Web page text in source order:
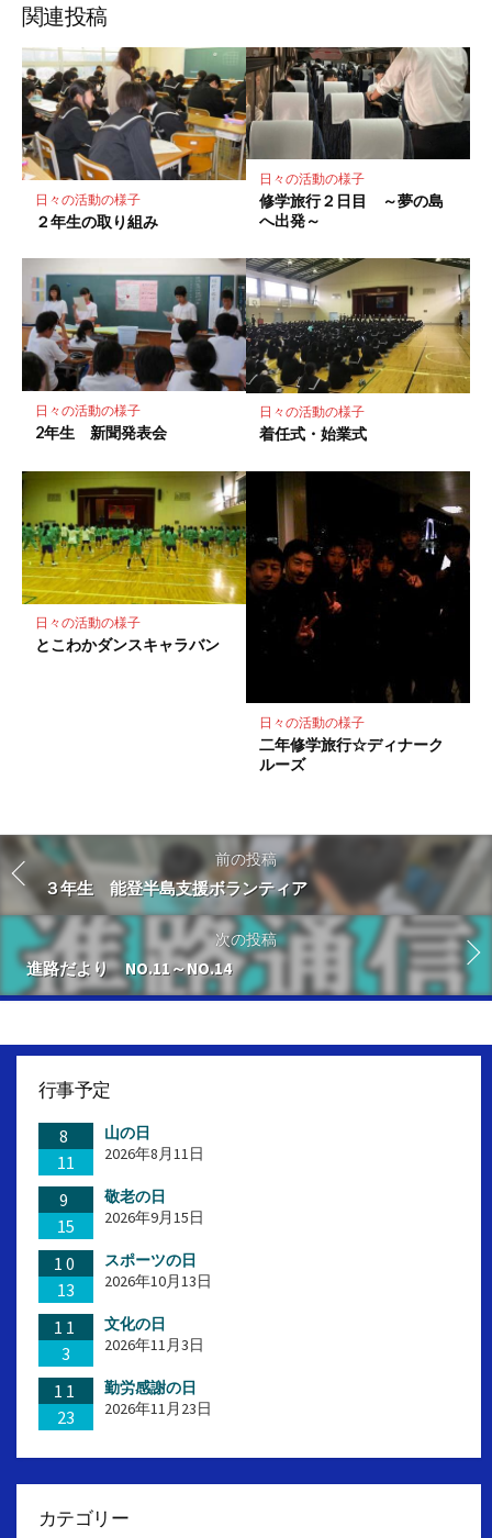
ア
ク
マ
ー
ク
に
保
関連投稿
日々の活動の様子
２年生の取り組み
日々の活動の様子
修学旅行２日目 ～夢の島
へ出発～
日々の活動の様子
2年生 新聞発表会
日々の活動の様子
着任式・始業式
日々の活動の様子
とこわかダンスキャラバン
日々の活動の様子
二年修学旅行☆ディナーク
ルーズ
前の投稿
３年生 能登半島支援ボランティア
次の投稿
進路だより NO.11～NO.14
行事予定
8
11
山の日
2026年8月11日
9
15
敬老の日
2026年9月15日
10
13
スポーツの日
2026年10月13日
11
3
文化の日
2026年11月3日
11
23
勤労感謝の日
2026年11月23日
カテゴリー